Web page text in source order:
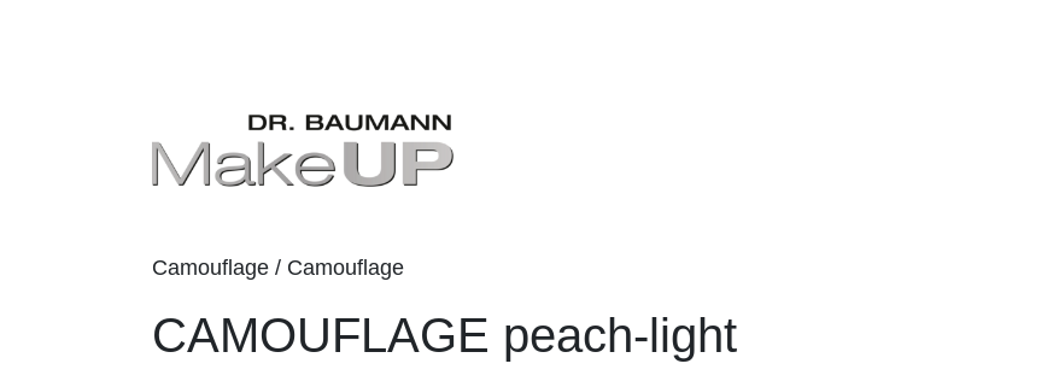
Camouflage / Camouflage
CAMOUFLAGE peach-light